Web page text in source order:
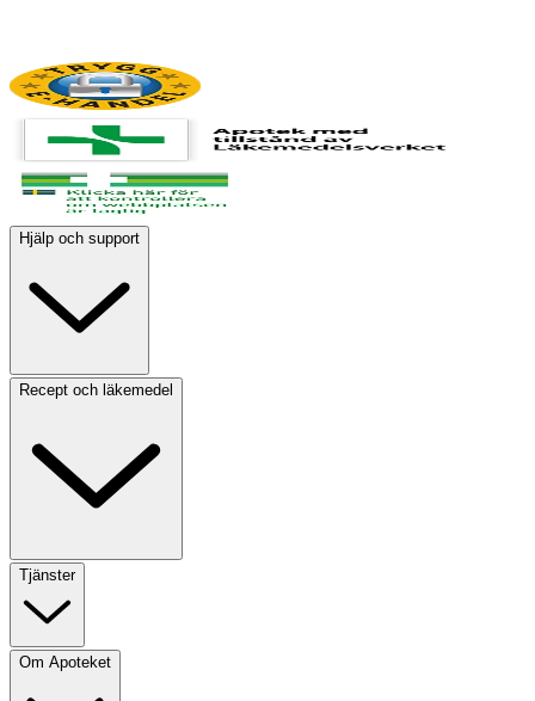
Hjälp och support
Recept och läkemedel
Tjänster
Om Apoteket